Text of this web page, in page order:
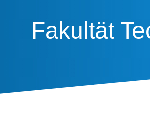
Fakultät